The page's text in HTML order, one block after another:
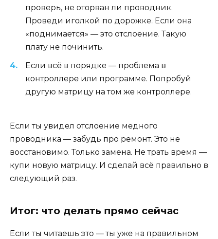
проверь, не оторван ли проводник.
Проведи иголкой по дорожке. Если она
«поднимается» — это отслоение. Такую
плату не починить.
Если всё в порядке — проблема в
контроллере или программе. Попробуй
другую матрицу на том же контроллере.
Если ты увидел отслоение медного
проводника — забудь про ремонт. Это не
восстановимо. Только замена. Не трать время —
купи новую матрицу. И сделай всё правильно в
следующий раз.
Итог: что делать прямо сейчас
Если ты читаешь это — ты уже на правильном